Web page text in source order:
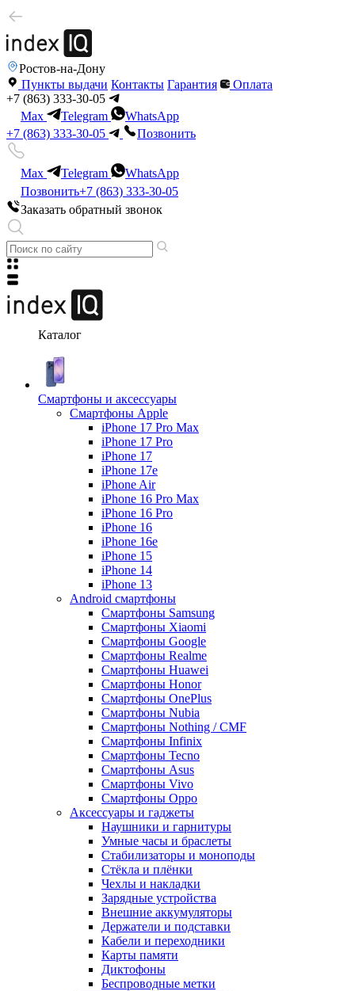
Ростов-на-Дону
Пункты выдачи Контакты Гарантия
Оплата
+7 (863) 333-30-05
Max
Telegram
WhatsApp
+7 (863) 333-30-05
Позвонить
Max Telegram
WhatsApp
Позвонить+7 (863) 333-30-05
Заказать обратный звонок
Каталог
Смартфоны и аксессуары
Смартфоны Apple
iPhone 17 Pro Max
iPhone 17 Pro
iPhone 17
iPhone 17e
iPhone Air
iPhone 16 Pro Max
iPhone 16 Pro
iPhone 16
iPhone 16e
iPhone 15
iPhone 14
iPhone 13
Android cмартфоны
Смартфоны Samsung
Смартфоны Xiaomi
Смартфоны Google
Смартфоны Realme
Смартфоны Huawei
Смартфоны Honor
Смартфоны OnePlus
Смартфоны Nubia
Смартфоны Nothing / CMF
Смартфоны Infinix
Смартфоны Tecno
Смартфоны Asus
Смартфоны Vivo
Смартфоны Oppo
Аксессуары и гаджеты
Наушники и гарнитуры
Умные часы и браслеты
Стабилизаторы и моноподы
Стёкла и плёнки
Чехлы и накладки
Зарядные устройства
Внешние аккумуляторы
Держатели и подставки
Кабели и переходники
Карты памяти
Диктофоны
Беспроводные метки